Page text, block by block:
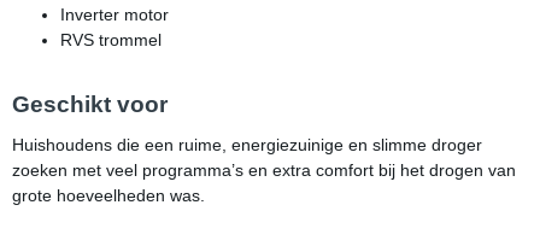
Inverter motor
RVS trommel
Geschikt voor
Huishoudens die een ruime, energiezuinige en slimme droger
zoeken met veel programma’s en extra comfort bij het drogen van
grote hoeveelheden was.